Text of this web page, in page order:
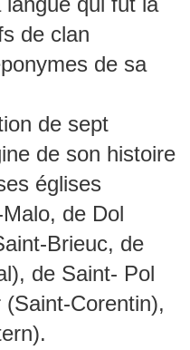
de clan
de sa
de sept
de son histoire
églises
de Dol
Brieuc, de
de Saint- Pol
Corentin),